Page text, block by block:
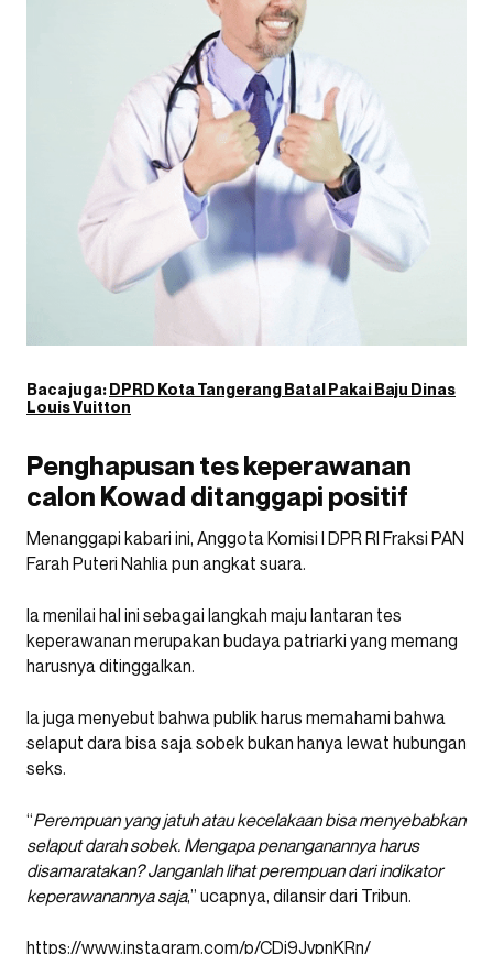
Baca juga:DPRD Kota Tangerang Batal Pakai Baju Dinas
Louis Vuitton
Penghapusan tes keperawanan
calon Kowad ditanggapi positif
Menanggapi kabari ini, Anggota Komisi I DPR RI Fraksi PAN
Farah Puteri Nahlia pun angkat suara.
Ia menilai hal ini sebagai langkah maju lantaran tes
keperawanan merupakan budaya patriarki yang memang
harusnya ditinggalkan.
Ia juga menyebut bahwa publik harus memahami bahwa
selaput dara bisa saja sobek bukan hanya lewat hubungan
seks.
“Perempuan yang jatuh atau kecelakaan bisa menyebabkan
selaput darah sobek. Mengapa penanganannya harus
disamaratakan? Janganlah lihat perempuan dari indikator
keperawanannya saja,” ucapnya, dilansir dari Tribun.
https://www.instagram.com/p/CDi9JvpnKRn/